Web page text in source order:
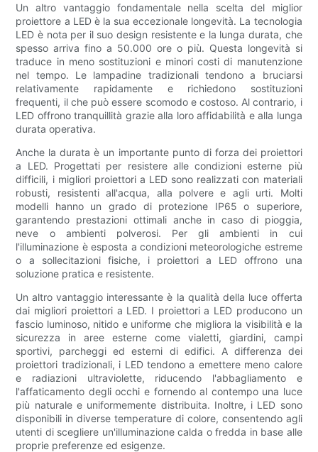
Un altro vantaggio fondamentale nella scelta del miglior
proiettore a LED è la sua eccezionale longevità. La tecnologia
LED è nota per il suo design resistente e la lunga durata, che
spesso arriva fino a 50.000 ore o più. Questa longevità si
traduce in meno sostituzioni e minori costi di manutenzione
nel tempo. Le lampadine tradizionali tendono a bruciarsi
relativamente rapidamente e richiedono sostituzioni
frequenti, il che può essere scomodo e costoso. Al contrario, i
LED offrono tranquillità grazie alla loro affidabilità e alla lunga
durata operativa.
Anche la durata è un importante punto di forza dei proiettori
a LED. Progettati per resistere alle condizioni esterne più
difficili, i migliori proiettori a LED sono realizzati con materiali
robusti, resistenti all'acqua, alla polvere e agli urti. Molti
modelli hanno un grado di protezione IP65 o superiore,
garantendo prestazioni ottimali anche in caso di pioggia,
neve o ambienti polverosi. Per gli ambienti in cui
l'illuminazione è esposta a condizioni meteorologiche estreme
o a sollecitazioni fisiche, i proiettori a LED offrono una
soluzione pratica e resistente.
Un altro vantaggio interessante è la qualità della luce offerta
dai migliori proiettori a LED. I proiettori a LED producono un
fascio luminoso, nitido e uniforme che migliora la visibilità e la
sicurezza in aree esterne come vialetti, giardini, campi
sportivi, parcheggi ed esterni di edifici. A differenza dei
proiettori tradizionali, i LED tendono a emettere meno calore
e radiazioni ultraviolette, riducendo l'abbagliamento e
l'affaticamento degli occhi e fornendo al contempo una luce
più naturale e uniformemente distribuita. Inoltre, i LED sono
disponibili in diverse temperature di colore, consentendo agli
utenti di scegliere un'illuminazione calda o fredda in base alle
proprie preferenze ed esigenze.